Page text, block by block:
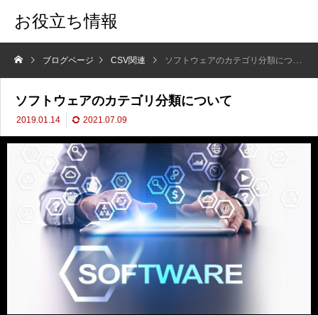
お役立ち情報
ブログページ CSV関連 ソフトウェアのカテゴリ分類について
ソフトウェアのカテゴリ分類について
2019.01.14 2021.07.09